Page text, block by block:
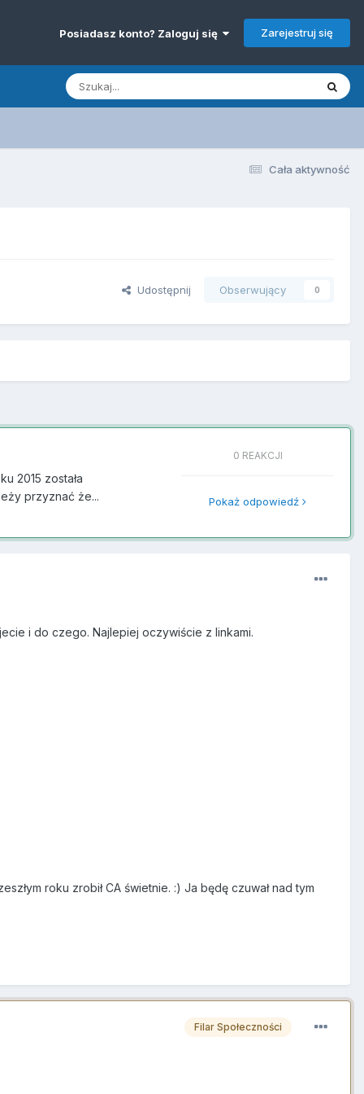
Posiadasz konto? Zaloguj się Zarejestruj się
Cała aktywność
Udostępnij Obserwujący 0
2015 została
przyznać że...
0 REAKCJI
Pokaż odpowiedź
i do czego. Najlepiej oczywiście z linkami.
roku zrobił CA świetnie. :) Ja będę czuwał nad tym
Filar Społeczności